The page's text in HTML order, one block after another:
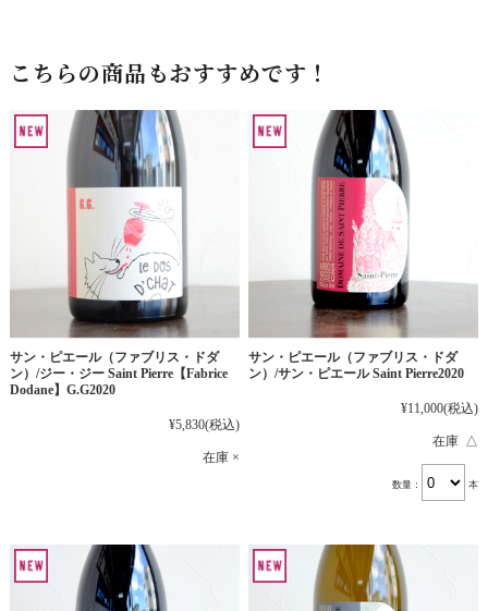
こちらの商品もおすすめです！
サン・ピエール（ファブリス・ドダ
ン）/ジー・ジー Saint Pierre【Fabrice
Dodane】G.G2020
¥5,830(税込)
在庫 ×
サン・ピエール（ファブリス・ドダ
ン）/サン・ピエール Saint Pierre2020
¥11,000(税込)
在庫 △
数量： 本